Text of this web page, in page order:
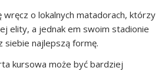
wręcz o lokalnych matadorach, którzy
elity, a jednak em swoim stadionie
siebie najlepszą formę.
kursowa może być bardziej